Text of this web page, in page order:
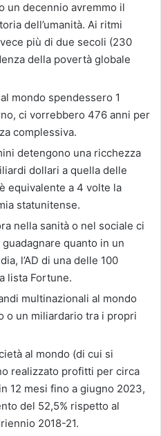
un decennio avremmo il
dell’umanità. Ai ritmi
più di due secoli (230
della povertà globale
mondo spendessero 1
ci vorrebbero 476 anni per
complessiva.
detengono una ricchezza
dollari a quella delle
equivalente a 4 volte la
statunitense.
nella sanità o nel sociale ci
quanto in un
l’AD di una delle 100
lista Fortune.
multinazionali al mondo
o un miliardario tra i propri
al mondo (di cui si
realizzato profitti per circa
12 mesi fino a giugno 2023,
del 52,5% rispetto al
2018-21.